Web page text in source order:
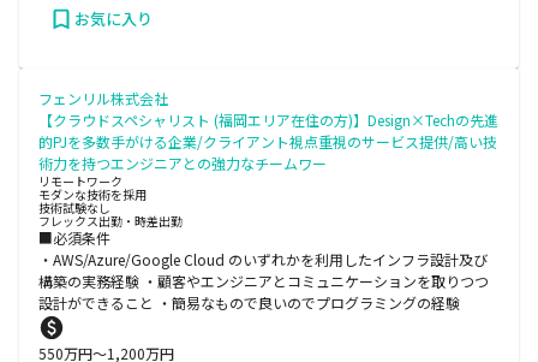
お気に入り
フェンリル株式会社
【クラウドスペシャリスト (福岡エリア在住の方)】Design×Techの先進
的PJを多数手がける企業/クライアント視点重視のサービス提供/高い技
術力を持つエンジニアとの強力なチームワー
リモートワーク
モダンな技術を採用
技術試験なし
フレックス出勤・時差出勤
■必須条件
・AWS/Azure/Google Cloud のいずれかを利用したインフラ設計及び
構築の実務経験 ・顧客やエンジニアとコミュニケーションを取りつつ
設計ができること ・簡易なもので良いのでプログラミングの経験
550万円〜1,200万円